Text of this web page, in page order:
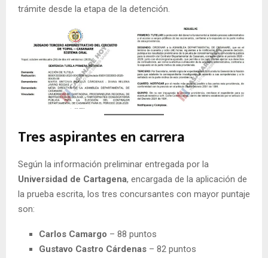
trámite desde la etapa de la detención.
Tres aspirantes en carrera
Según la información preliminar entregada por la
Universidad de Cartagena, encargada de la aplicación de
la prueba escrita, los tres concursantes con mayor puntaje
son:
Carlos Camargo – 88 puntos
Gustavo Castro Cárdenas – 82 puntos